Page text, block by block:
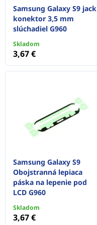
Samsung Galaxy S9 jack
konektor 3,5 mm
slúchadiel G960
Skladom
3,67 €
Samsung Galaxy S9
Obojstranná lepiaca
páska na lepenie pod
LCD G960
Skladom
3,67 €